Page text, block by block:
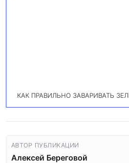
КАК ПРАВИЛЬНО ЗАВАРИВАТЬ
АВТОР ПУБЛИКАЦИИ
Алексей Береговой